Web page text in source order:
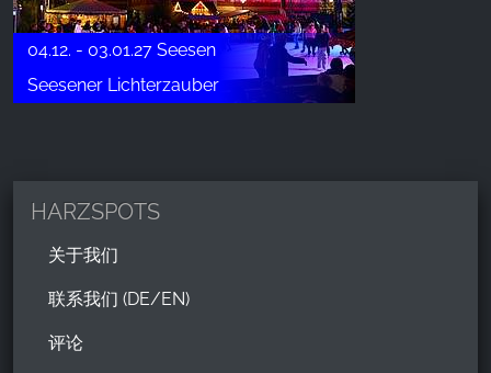
04.12. - 03.01.27 Seesen
Seesener Lichterzauber
HARZSPOTS
关于我们
联系我们 (DE/EN)
评论